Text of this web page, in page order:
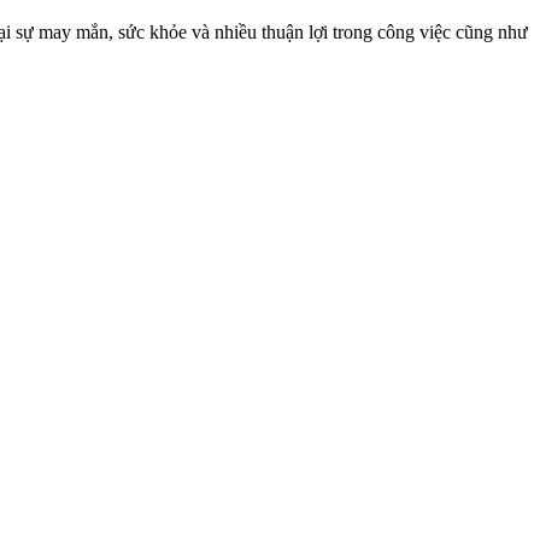
may mắn, sức khỏe và nhiều thuận lợi trong công việc cũng như